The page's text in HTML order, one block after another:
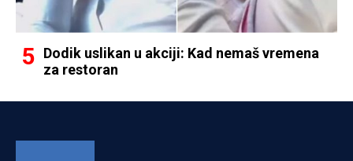
Dodik uslikan u akciji: Kad nemaš vremena
za restoran